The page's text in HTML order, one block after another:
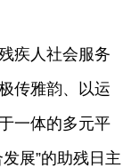
疾人社会服务
传雅韵、以运
一体的多元平
展”的助残日主